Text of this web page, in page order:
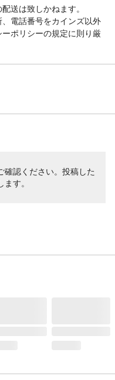
送は致しかねます。
電話番号をカインズ以外
ポリシーの規定に則り厳
確認ください。投稿した
す。